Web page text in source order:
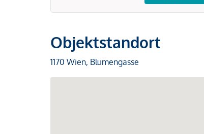
Objektstandort
1170 Wien, Blumengasse